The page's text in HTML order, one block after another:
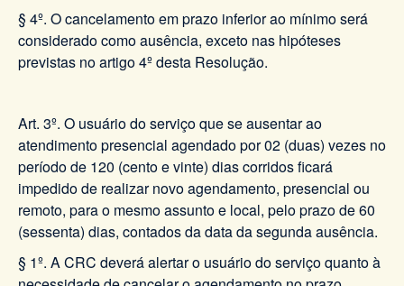
§ 4º. O cancelamento em prazo inferior ao mínimo será
considerado como ausência, exceto nas hipóteses
previstas no artigo 4º desta Resolução.
Art. 3º. O usuário do serviço que se ausentar ao
atendimento presencial agendado por 02 (duas) vezes no
período de 120 (cento e vinte) dias corridos ficará
impedido de realizar novo agendamento, presencial ou
remoto, para o mesmo assunto e local, pelo prazo de 60
(sessenta) dias, contados da data da segunda ausência.
§ 1º. A CRC deverá alertar o usuário do serviço quanto à